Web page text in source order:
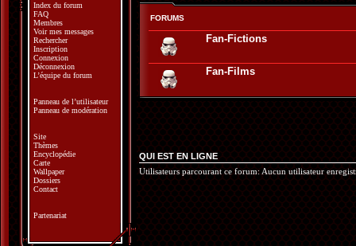
FORUMS
Fan-Fictions
Fan-Films
QUI EST EN LIGNE
Utilisateurs parcourant ce forum: Aucun utilisateur
Index du forum
FAQ
Membres
Voir mes messages
Rechercher
Inscription
Connexion
Déconnexion
L’équipe du forum
Panneau de l’utilisateur
Panneau de modération
Site
Thèmes
Encyclopédie
Carte
Wallpaper
Dossiers
Contact
Partenariat